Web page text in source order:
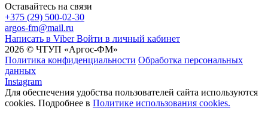
Оставайтесь на связи
+375 (29) 500-02-30
argos-fm@mail.ru
Написать в Viber Войти в личный кабинет
2026 © ЧТУП «Аргос-ФМ»
Политика конфиденциальности Обработка персональных
данных
Instagram
Для обеспечения удобства пользователей сайта используются
cookies. Подробнее в Политике использования cookies.